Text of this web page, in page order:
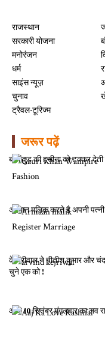
राजस्थान
सरकारी योजना
मनोरंजन
धर्म
साइंस न्यूज़
चुनाव
ट्रैवल-टूरिज्म
जरूर पढ़ें
बॉलीवुड की हसीना को टक्कर
अरमान मलिक करते है अपनी पत्नी
केजरीवाल ने नीतीश कुमार और
चुने एक को !
आज 10 सितंबर मंगलवार का लव